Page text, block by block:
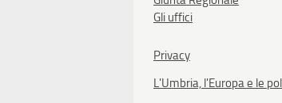
Gli uffici
Privacy
L'Umbria, l'Europa e le